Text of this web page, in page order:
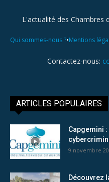
L'actualité des Chambres
Qui sommes-nous ?•Mentions
Contactez-nous:
ARTICLES POPULAIRES
Capgemini
9 novembre
Découvrez